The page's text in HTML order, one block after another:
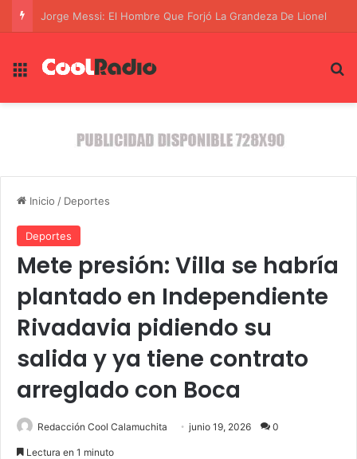
Jorge Messi: El Hombre Que Forjó La Grandeza De Lionel
Menú
Inicio / Deportes
Deportes
Mete presión: Villa se habría
plantado en Independiente
Rivadavia pidiendo su
salida y ya tiene contrato
arreglado con Boca
Redacción Cool Calamuchita junio 19, 2026 0
Lectura en 1 minuto